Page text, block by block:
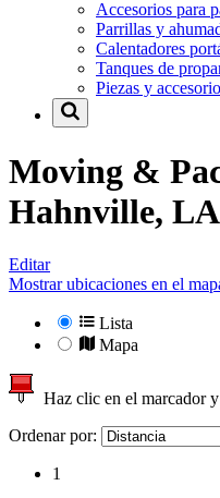
Accesorios para
Parrillas y
Calentadores
Tanques de
Piezas y
Moving &
Hahnville, LA
Editar
Mostrar ubicaciones en el
Lista
Mapa
Haz clic en el marcador
Ordenar por:
1